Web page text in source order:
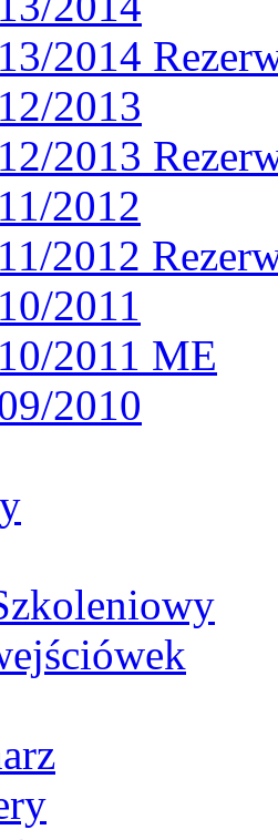
2014
2013
2013
2012
2012
2011
2011 ME
2010